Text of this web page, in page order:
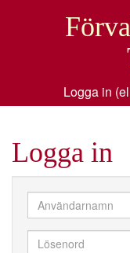
Logga in
Logga in